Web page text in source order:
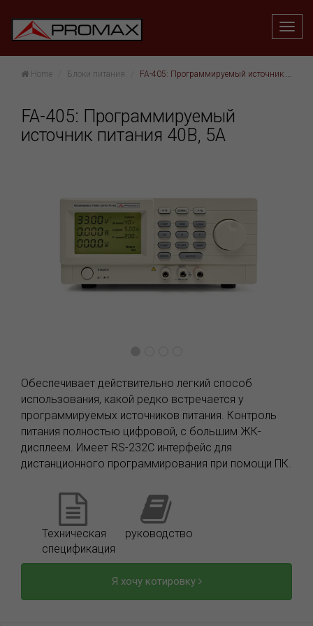
Home Блоки питания FA-405: Программируемый источник питания 40В, 5A
FA-405: Программируемый
источник питания 40В, 5A
Обеспечивает действительно легкий способ
использования, какой редко встречается у
программируемых источников питания. Контроль
питания полностью цифровой, с большим ЖК-
дисплеем. Имеет RS-232C интерфейс для
дистанционного программирования при помощи ПК.
Техническая
спецификация
руководство
Я хочу котировку